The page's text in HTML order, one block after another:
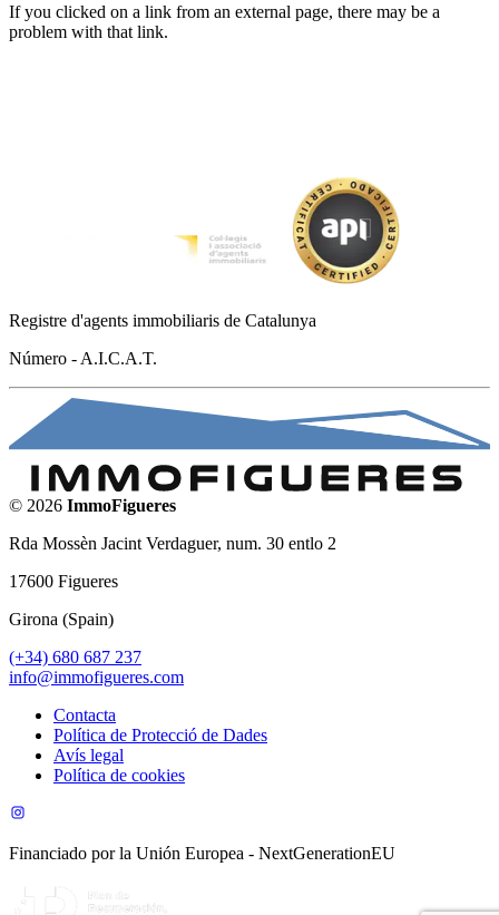
If you clicked on a link from an external page, there may be a
problem with that link.
Registre d'agents immobiliaris de Catalunya
Número - A.I.C.A.T.
© 2026 ImmoFigueres
Rda Mossèn Jacint Verdaguer, num. 30 entlo 2
17600 Figueres
Girona (Spain)
(+34) 680 687 237
info@immofigueres.com
Contacta
Política de Protecció de Dades
Avís legal
Política de cookies
Financiado por la Unión Europea - NextGenerationEU